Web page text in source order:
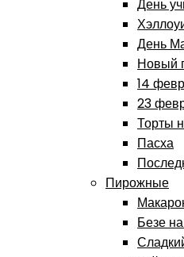
День
День
Новый
14
23
Торты
Пасха
Пирожные
Безе